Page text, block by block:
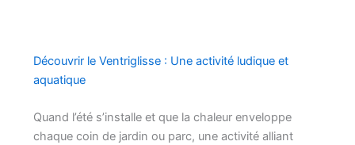
Découvrir le Ventriglisse : Une activité ludique et
aquatique
Quand l’été s’installe et que la chaleur enveloppe
chaque coin de jardin ou parc, une activité alliant